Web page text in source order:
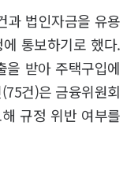
과 법인자금을 유용
통보하기로 했다.
받아 주택구입에
건)은 금융위원회
규정 위반 여부를